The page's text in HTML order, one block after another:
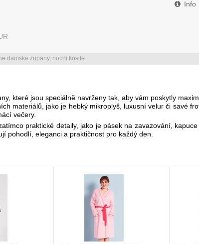
které jsou speciálně navrženy tak, aby vám poskytly
materiálů, jako je hebký mikroplyš, luxusní velur či savé
večery.
praktické detaily, jako je pásek na zavazování,
pohodlí, eleganci a praktičnost pro každý den.
Info
dámské župany, noční košile